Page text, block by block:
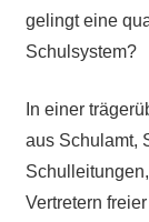
gelingt eine
Schulsystem?
In einer
aus Schulamt,
Vertretern